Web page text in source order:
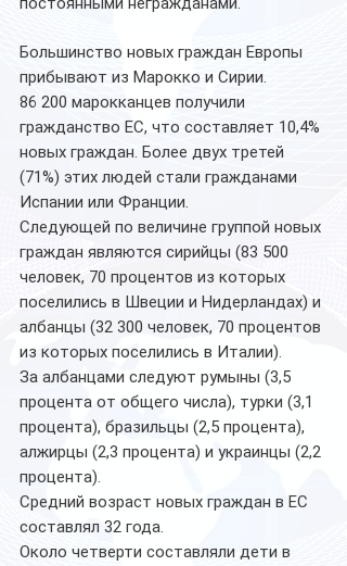
Большинство новых граждан Европы
прибывают из Марокко и Сирии.
86 200 марокканцев получили
гражданство ЕС, что составляет 10,4%
новых граждан. Более двух третей
(71%) этих людей стали гражданами
Испании или Франции.
Следующей по величине группой новых
граждан являются сирийцы (83 500
человек, 70 процентов из которых
поселились в Швеции и Нидерландах) и
албанцы (32 300 человек, 70 процентов
из которых поселились в Италии).
За албанцами следуют румыны (3,5
процента от общего числа), турки (3,1
процента), бразильцы (2,5 процента),
алжирцы (2,3 процента) и украинцы (2,2
процента).
Средний возраст новых граждан в ЕС
составлял 32 года.
Около четверти составляли дети в